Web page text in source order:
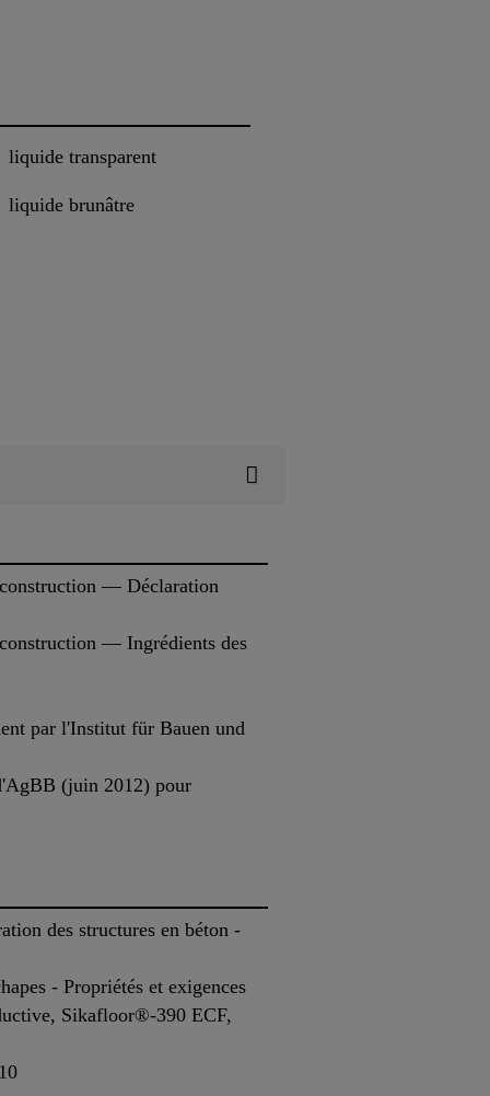
liquide transparent
liquide brunâtre
— Déclaration
— Ingrédients des
par l'Institut für Bauen und
(juin 2012) pour
des structures en béton -
- Propriétés et exigences
Sikafloor®-390 ECF,